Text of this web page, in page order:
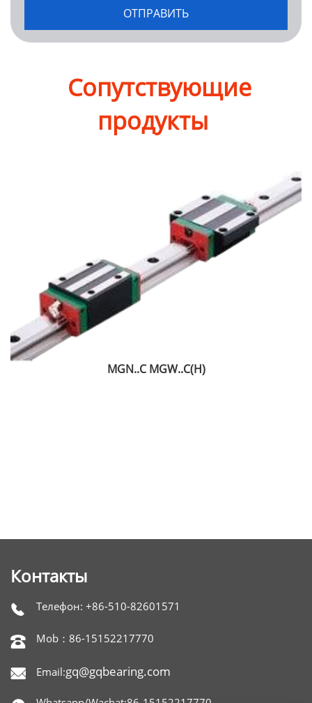
Сопутствующие
продукты
MGN..C MGW..C(H)
Контакты
 Телефон: +86-510-82601571
 Mob：86-15152217770
 Email:gq@gqbearing.com